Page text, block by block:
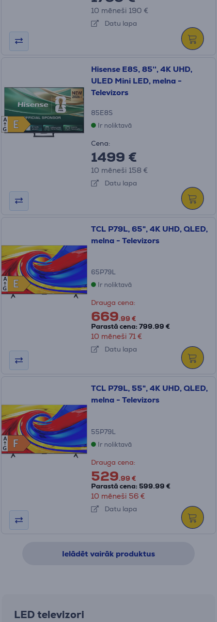
10 mēneši 190 €
Datu lapa
E
E
A
G
Hisense E8S, 85'', 4K UHD,
ULED Mini LED, melna -
Televizors
85E8S
Ir noliktavā
Cena:
1499 €
10 mēneši 158 €
Datu lapa
E
E
A
G
TCL P79L, 65", 4K UHD, QLED,
melna - Televizors
65P79L
Ir noliktavā
Drauga cena:
669.99 €
Parastā cena: 799.99 €
10 mēneši 71 €
Datu lapa
F
F
A
G
TCL P79L, 55", 4K UHD, QLED,
melna - Televizors
55P79L
Ir noliktavā
Drauga cena:
529.99 €
Parastā cena: 599.99 €
10 mēneši 56 €
Datu lapa
Ielādēt vairāk produktus
LED televizori